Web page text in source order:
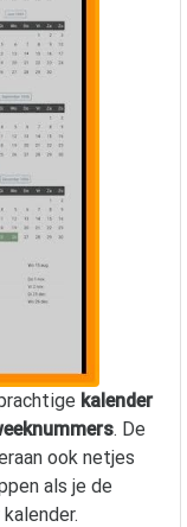
kalender
. De
ook netjes
als je de